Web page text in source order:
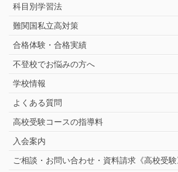
科目別学習法
難関国私立高対策
合格体験・合格実績
不登校でお悩みの方へ
学校情報
よくある質問
高校受験コースの指導料
入会案内
ご相談・お問い合わせ・資料請求《高校受験